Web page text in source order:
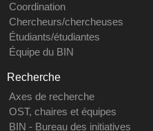
Coordination
Chercheurs/chercheuses
Étudiants/étudiantes
Équipe du BIN
Recherche
Axes de recherche
OST, chaires et équipes
BIN - Bureau des initiatives